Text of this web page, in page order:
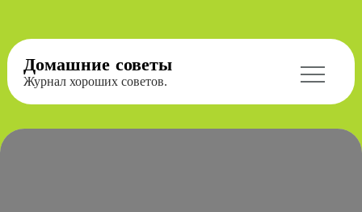
Перейти
содержимому
Домашние советы
Журнал хороших советов.